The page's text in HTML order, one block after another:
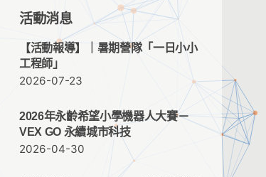
活動消息
【活動報導】｜暑期營隊「一日小小
工程師」
2026-07-23
2026年永齡希望小學機器人大賽－
VEX GO 永續城市科技
2026-04-30